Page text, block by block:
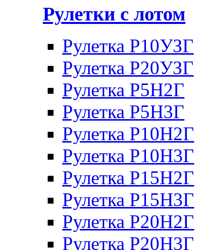
Рулетки с лотом
Рулетка Р10УЗГ
Рулетка Р20УЗГ
Рулетка Р5Н2Г
Рулетка Р5Н3Г
Рулетка Р10Н2Г
Рулетка Р10Н3Г
Рулетка Р15Н2Г
Рулетка Р15Н3Г
Рулетка Р20Н2Г
Рулетка Р20Н3Г